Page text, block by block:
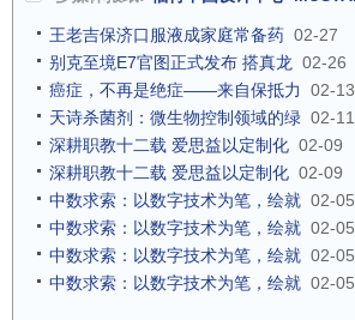
王老吉保济口服液成家庭常备药 02-27
别克至境E7官图正式发布 搭真龙 02-26
癌症，不再是绝症——来自保抵力
02-13
天诗杀菌剂：微生物控制领域的绿 02-11
深耕职教十二载 爱思益以定制化 02-09
深耕职教十二载 爱思益以定制化 02-09
中数求索：以数字技术为笔，绘就 02-05
中数求索：以数字技术为笔，绘就 02-05
中数求索：以数字技术为笔，绘就 02-05
中数求索：以数字技术为笔，绘就 02-05